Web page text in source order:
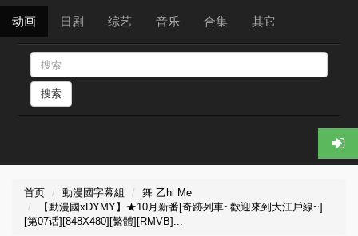
动画 日剧 综艺 音乐 合集 其它
搜索
首页 動漫國字幕組
舞 乙hi Me
【動漫國xDYMY】★10月新番[奇跡列車~歡迎來到大江戶線~]
[第07话][848X480][繁體][RMVB]...